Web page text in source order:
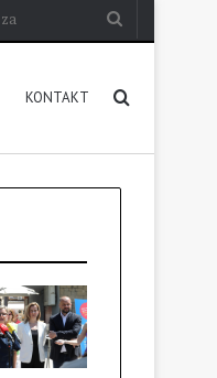
KONTAKT Pretraga